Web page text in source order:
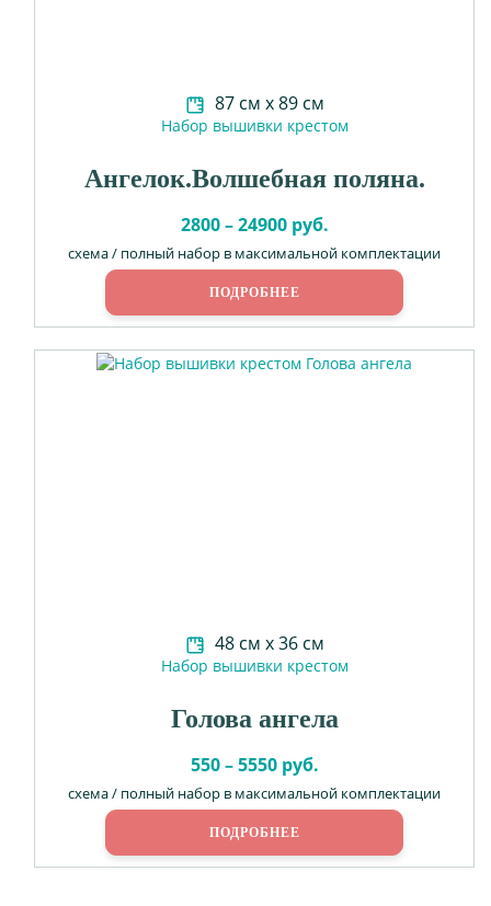
87 см х 89 см
Набор вышивки крестом
Ангелок.Волшебная поляна.
2800 – 24900 руб.
схема / полный набор в максимальной комплектации
ПОДРОБНЕЕ
48 см х 36 см
Набор вышивки крестом
Голова ангела
550 – 5550 руб.
схема / полный набор в максимальной комплектации
ПОДРОБНЕЕ